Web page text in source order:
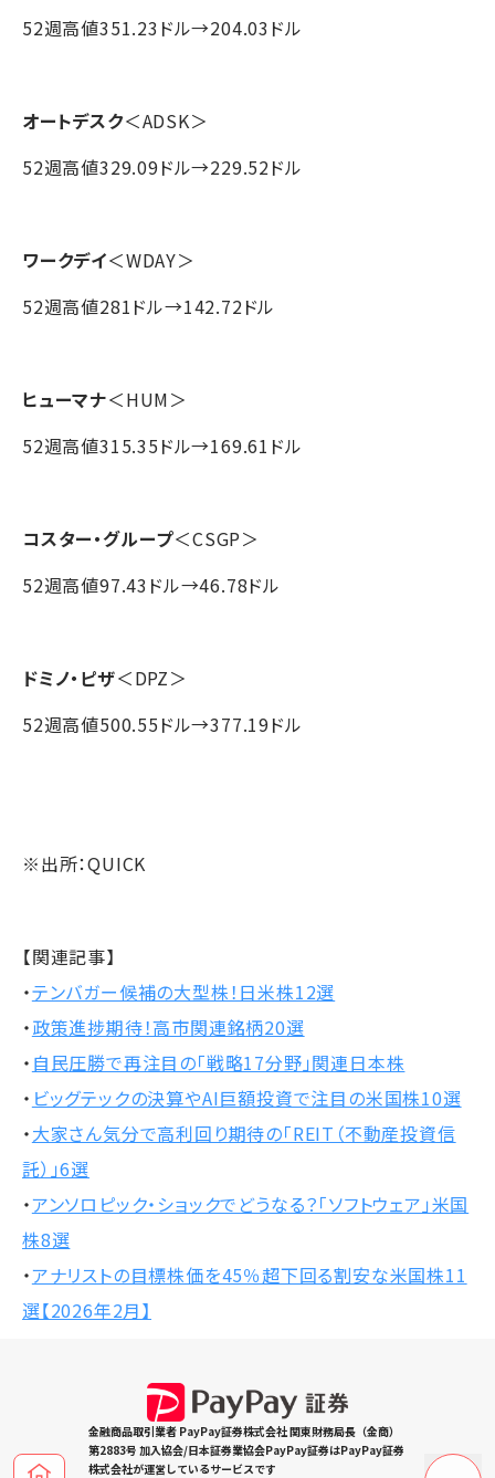
52週高値351.23ドル→204.03ドル
オートデスク＜ADSK＞
52週高値329.09ドル→229.52ドル
ワークデイ＜WDAY＞
52週高値281ドル→142.72ドル
ヒューマナ＜HUM＞
52週高値315.35ドル→169.61ドル
コスター・グループ＜CSGP＞
52週高値97.43ドル→46.78ドル
ドミノ・ピザ＜DPZ＞
52週高値500.55ドル→377.19ドル
※出所：QUICK
【関連記事】
・テンバガー候補の大型株！日米株12選
・政策進捗期待！高市関連銘柄20選
・ 自民圧勝で再注目の「戦略17分野」関連日本株
・ ビッグテックの決算やAI巨額投資で注目の米国株10選
・大家さん気分で高利回り期待の「REIT（不動産投資信
託）」6選
・アンソロピック・ショックでどうなる？「ソフトウェア」米国
株8選
・アナリストの目標株価を45％超下回る割安な米国株11
選【2026年2月】
金融商品取引業者 PayPay証券株式会社 関東財務局長（金商）
第2883号 加入協会/日本証券業協会PayPay証券はPayPay証券
株式会社が運営しているサービスです